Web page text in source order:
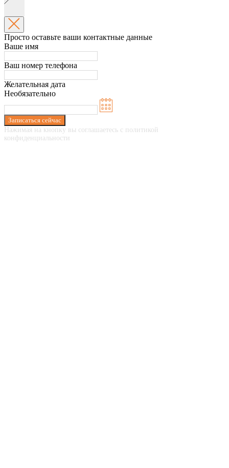
Просто оставьте ваши контактные данные
Ваше имя
Ваш номер телефона
Желательная дата
Необязательно
Записаться сейчас
Нажимая на кнопку вы соглашаетесь с политикой
конфиденциальности